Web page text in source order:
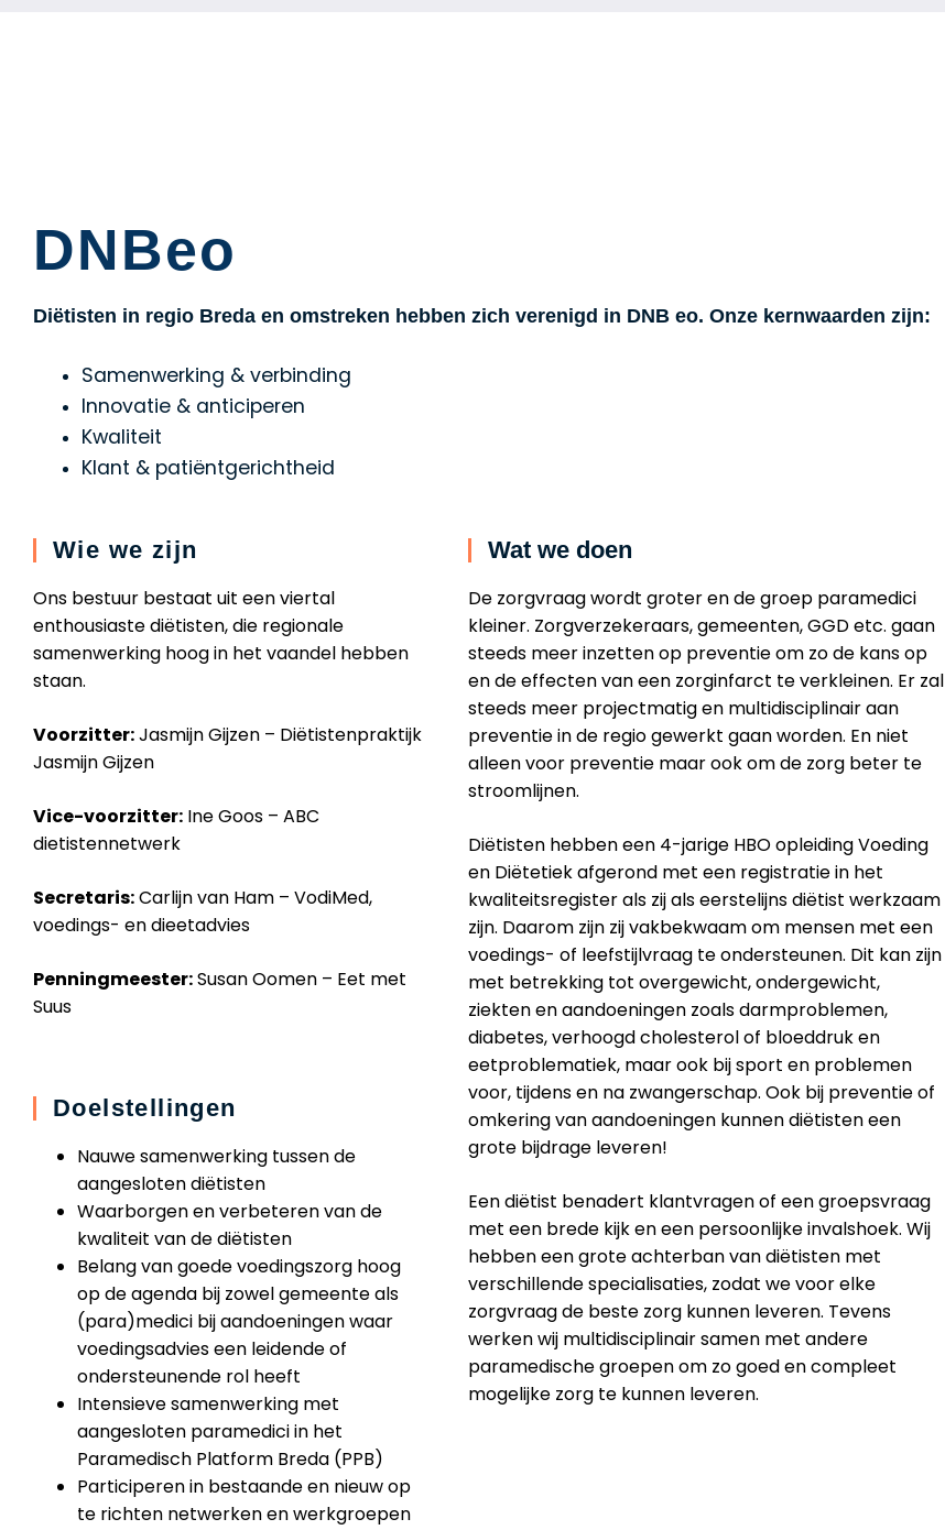
DNBeo
Diëtisten in regio Breda en omstreken hebben zich verenigd in DNB eo. Onze kernwaarden zijn:
Samenwerking & verbinding
Innovatie & anticiperen
Kwaliteit
Klant & patiëntgerichtheid
Wie we zijn
Ons bestuur bestaat uit een viertal
enthousiaste diëtisten, die regionale
samenwerking hoog in het vaandel hebben
staan.
Voorzitter:Jasmijn Gijzen – Diëtistenpraktijk
Jasmijn Gijzen
Vice-voorzitter: Ine Goos – ABC
dietistennetwerk
Secretaris:Carlijn van Ham – VodiMed,
voedings- en dieetadvies
Penningmeester:Susan Oomen – Eet met
Suus
Doelstellingen
Nauwe samenwerking tussen de
aangesloten diëtisten
Waarborgen en verbeteren van de
kwaliteit van de diëtisten
Belang van goede voedingszorg hoog
op de agenda bij zowel gemeente als
(para)medici bij aandoeningen waar
voedingsadvies een leidende of
ondersteunende rol heeft
Intensieve samenwerking met
aangesloten paramedici in het
Paramedisch Platform Breda (PPB)
Participeren in bestaande en nieuw op
te richten netwerken en werkgroepen
Wat we doen
De zorgvraag wordt groter en de groep paramedici
kleiner. Zorgverzekeraars, gemeenten, GGD etc. gaan
steeds meer inzetten op preventie om zo de kans op
en de effecten van een zorginfarct te verkleinen. Er zal
steeds meer projectmatig en multidisciplinair aan
preventie in de regio gewerkt gaan worden. En niet
alleen voor preventie maar ook om de zorg beter te
stroomlijnen.
Diëtisten hebben een 4-jarige HBO opleiding Voeding
en Diëtetiek afgerond met een registratie in het
kwaliteitsregister als zij als eerstelijns diëtist werkzaam
zijn. Daarom zijn zij vakbekwaam om mensen met een
voedings- of leefstijlvraag te ondersteunen. Dit kan zijn
met betrekking tot overgewicht, ondergewicht,
ziekten en aandoeningen zoals darmproblemen,
diabetes, verhoogd cholesterol of bloeddruk en
eetproblematiek, maar ook bij sport en problemen
voor, tijdens en na zwangerschap. Ook bij preventie of
omkering van aandoeningen kunnen diëtisten een
grote bijdrage leveren!
Een diëtist benadert klantvragen of een groepsvraag
met een brede kijk en een persoonlijke invalshoek. Wij
hebben een grote achterban van diëtisten met
verschillende specialisaties, zodat we voor elke
zorgvraag de beste zorg kunnen leveren. Tevens
werken wij multidisciplinair samen met andere
paramedische groepen om zo goed en compleet
mogelijke zorg te kunnen leveren.